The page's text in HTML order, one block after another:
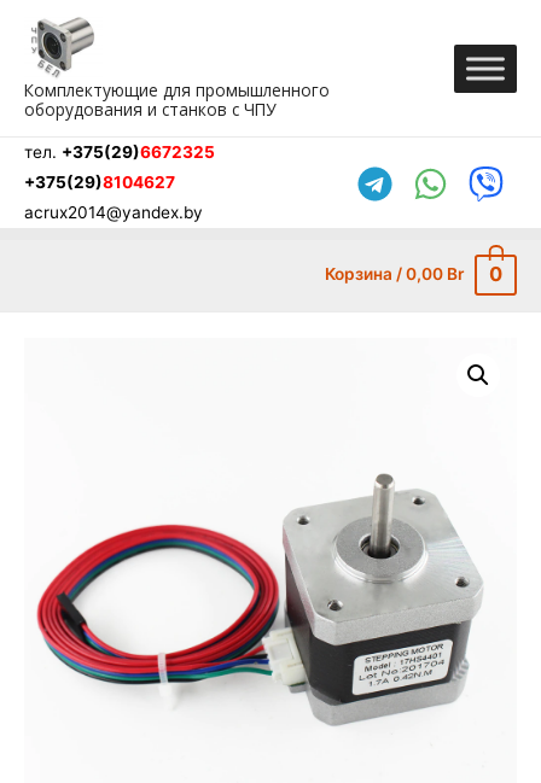
содержимому
Комплектующие для промышленного
оборудования и станков с ЧПУ
тел. +375(29)6672325
+375(29)8104627
acrux2014@yandex.by
Корзина /0,00 Br 0